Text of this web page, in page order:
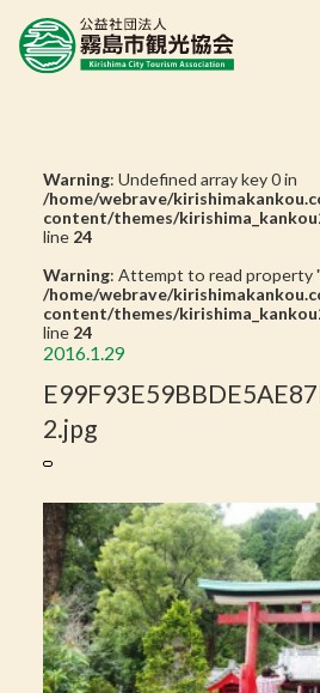
Warning: Undefined array key 0 in
/home/webrave/
content/themes/
line 24
Warning: Attempt to read property
/home/webrave/
content/themes/
line 24
2016.1.29
2.jpg